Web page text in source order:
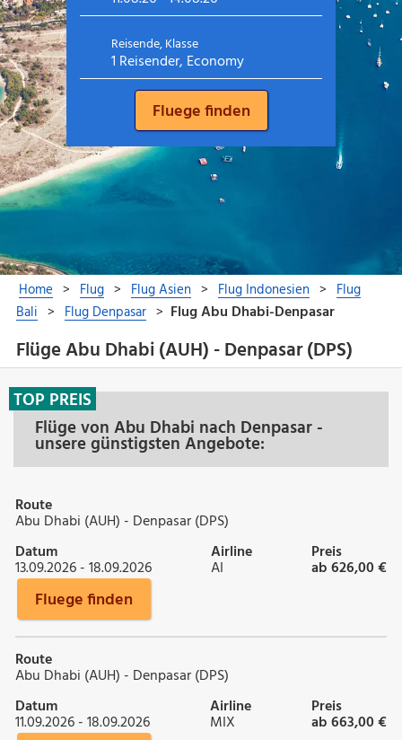
Flüge Abu Dhabi (AUH) - Denpasar (DPS)
Flüge von Abu Dhabi nach Denpasar -
unsere günstigsten Angebote:
TOP PREIS
Route
Abu Dhabi (AUH) - Denpasar (DPS)
Datum
13.09.2026 - 18.09.2026
Airline
AI
Preis
ab 626,00 €
Fluege finden
Route
Abu Dhabi (AUH) - Denpasar (DPS)
Datum
11.09.2026 - 18.09.2026
Airline
MIX
Preis
ab 663,00 €